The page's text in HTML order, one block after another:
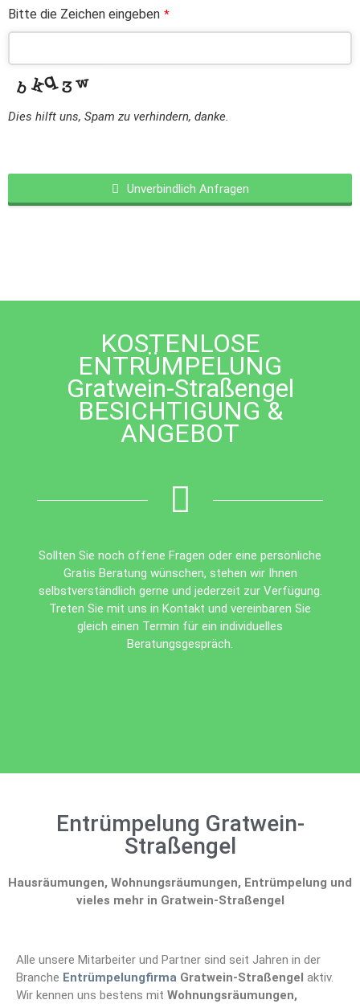
Bitte die Zeichen eingeben *
Dies hilft uns, Spam zu verhindern, danke.
Unverbindlich Anfragen
left
KOSTENLOSE
ENTRÜMPELUNG
Gratwein-Straßengel
BESICHTIGUNG &
ANGEBOT
Sollten Sie noch offene Fragen oder eine persönliche
Gratis Beratung wünschen, stehen wir Ihnen
selbstverständlich gerne und jederzeit zur Verfügung.
Treten Sie mit uns in Kontakt und vereinbaren Sie
gleich einen Termin für ein individuelles
Beratungsgespräch.
Entrümpelung Gratwein-
Straßengel
Hausräumungen, Wohnungsräumungen, Entrümpelung und
vieles mehr in Gratwein-Straßengel
Alle unsere Mitarbeiter und Partner sind seit Jahren in der
Branche Entrümpelungfirma Gratwein-Straßengel aktiv.
Wir kennen uns bestens mit Wohnungsräumungen,